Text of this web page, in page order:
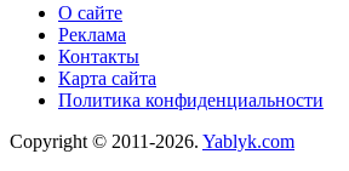
О сайте
Реклама
Контакты
Карта сайта
Политика конфиденциальности
Copyright © 2011-2026. Yablyk.сom